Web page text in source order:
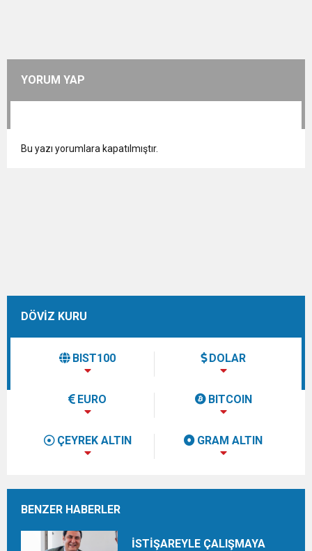
YORUM YAP
Bu yazı yorumlara kapatılmıştır.
DÖVİZ KURU
BIST100 DOLAR
EURO BITCOIN
ÇEYREK ALTIN GRAM ALTIN
BENZER HABERLER
İSTİŞAREYLE ÇALIŞMAYA